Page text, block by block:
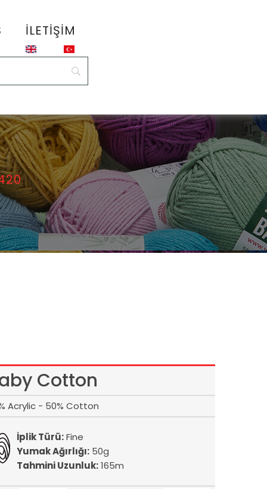
İLETIŞIM
Cotton
Acrylic - 50% Cotton
İplik Türü:Fine
Yumak Ağırlığı:50g
Tahmini Uzunluk:165m